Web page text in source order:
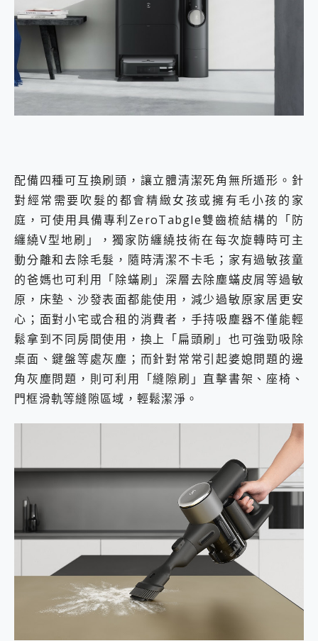
配備四種可互換刷頭，讓立體清潔死角無所遁形。針
對經常需要吹髮的都會精緻女孩或擁有毛小孩的家
庭，可使用具備專利ZeroTabgle雙齒梳結構的「防
纏繞V型地刷」，獨家防纏繞技術在每次旋轉時可主
動分離和去除毛髮，隨時清潔不卡毛；家有過敏孩童
的爸媽也可利用「除蟎刷」深層去除塵蟎皮屑等過敏
原，床墊、沙發表面都能使用，減少過敏原家居更安
心；面對小宅或合租的消費者，手持吸塵器不僅能輕
鬆拿到不同房間使用，換上「扁頭刷」也可強勁吸除
桌面、鍵盤等處灰塵；而針對常常引起婆媳問題的邊
角灰塵問題，則可利用「縫隙刷」直擊書架、座椅、
門框滑軌等縫隙區域，輕鬆潔淨。